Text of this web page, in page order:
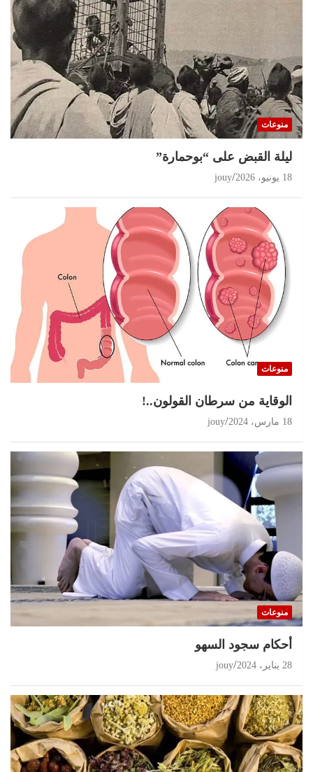
منوعات
ليلة القبض على “بوحمارة”
18 يونيو، 2026 jouy
منوعات
الوقاية من سرطان القولون..!
18 مارس، 2024 jouy
منوعات
أحكام سجود السهو
28 يناير، 2024 jouy